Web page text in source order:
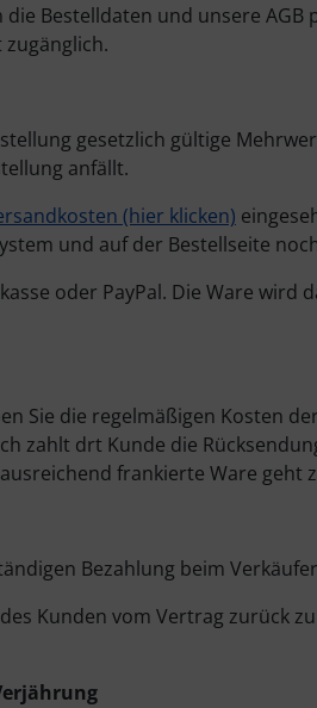
Bestelldaten und unsere AGB
gesetzlich gültige
anfällt.
(hier klicken)
und auf der Bestellseite
oder PayPal. Die Ware wird
Sie die regelmäßigen Kosten
zahlt drt Kunde die
frankierte Ware geht
Bezahlung beim
Kunden vom Vertrag zurück